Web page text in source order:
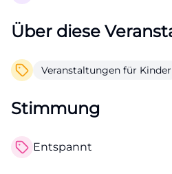
Über diese
Veranstaltungen für Kinder
Stimmung
Entspannt